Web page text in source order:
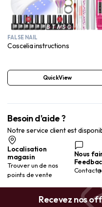
FALSE NAIL
Coscelia instructions
QuickView
Besoin d'aide ?
Notre service client est
Localisation
magasin
Trouver un de nos
points de vente
Nous
Recevez nos